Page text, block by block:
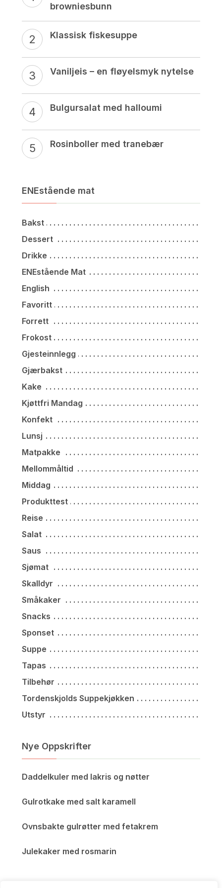
browniesbunn
Klassisk fiskesuppe
Vaniljeis – en fløyelsmyk nytelse
Bulgursalat med halloumi
Rosinboller med tranebær
ENEstående mat
Bakst
Dessert
Drikke
ENEstående Mat
English
Favoritt
Forrett
Frokost
Gjesteinnlegg
Gjærbakst
Kake
Kjøttfri Mandag
Konfekt
Lunsj
Matpakke
Mellommåltid
Middag
Produkttest
Reise
Salat
Saus
Sjømat
Skalldyr
Småkaker
Snacks
Sponset
Suppe
Tapas
Tilbehør
Tordenskjolds Suppekjøkken
Utstyr
Nye Oppskrifter
Daddelkuler med lakris og nøtter
Gulrotkake med salt karamell
Ovnsbakte gulrøtter med fetakrem
Julekaker med rosmarin